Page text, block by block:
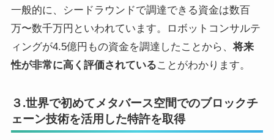
一般的に、シードラウンドで調達できる資金は数百
万〜数千万円といわれています。ロボットコンサルテ
ィングが4.5億円もの資金を調達したことから、将来
性が非常に高く評価されていることがわかります。
３.世界で初めてメタバース空間でのブロックチ
ェーン技術を活用した特許を取得